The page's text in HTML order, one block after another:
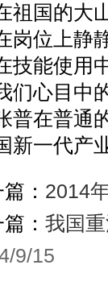
祖国的大
位上静静
技能使用
们心目中
普在普通
新一代产
篇： 2014
： 我国
9/15